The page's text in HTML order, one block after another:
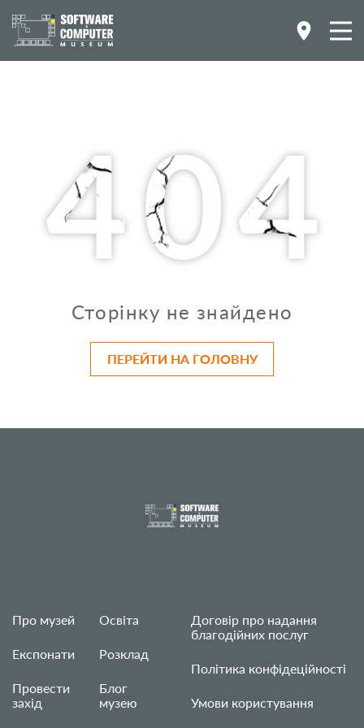
Сторінку не знайдено
ПЕРЕЙТИ НА ГОЛОВНУ
Про музей
Експонати
Провести
захід
Освіта
Розклад
Блог
музею
Договір про надання
благодійних послуг
Політика конфідеційності
Умови користування